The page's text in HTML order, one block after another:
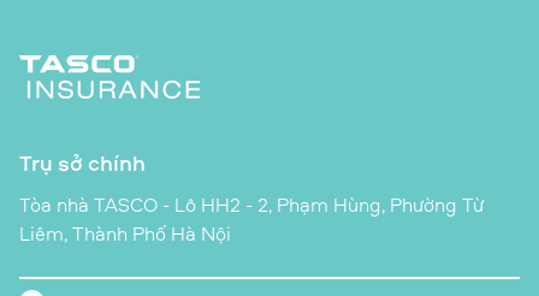
Trụ sở chính
Tòa nhà TASCO - Lô HH2 - 2, Phạm Hùng, Phường Từ
Liêm, Thành Phố Hà Nội